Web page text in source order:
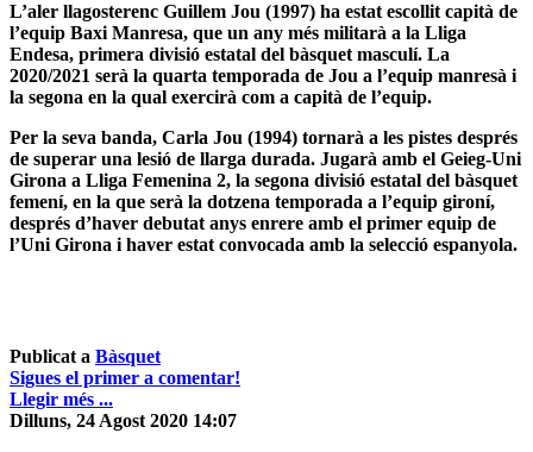
L’aler llagosterenc Guillem Jou (1997) ha estat escollit capità de
l’equip Baxi Manresa, que un any més militarà a la Lliga
Endesa, primera divisió estatal del bàsquet masculí. La
2020/2021 serà la quarta temporada de Jou a l’equip manresà i
la segona en la qual exercirà com a capità de l’equip.
Per la seva banda, Carla Jou (1994) tornarà a les pistes després
de superar una lesió de llarga durada. Jugarà amb el Geieg-Uni
Girona a Lliga Femenina 2, la segona divisió estatal del bàsquet
femení, en la que serà la dotzena temporada a l’equip gironí,
després d’haver debutat anys enrere amb el primer equip de
l’Uni Girona i haver estat convocada amb la selecció espanyola.
Publicat a Bàsquet
Sigues el primer a comentar!
Llegir més ...
Dilluns, 24 Agost 2020 14:07